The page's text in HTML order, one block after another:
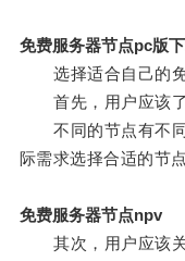
免费服务器节点pc版
选择适合自己的免
首先，用户应该了
不同的节点有不同
际需求选择合适的节点
免费服务器节点npv
其次，用户应该关